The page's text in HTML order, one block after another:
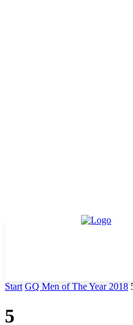
Start GQ Men of The Year 2018
5